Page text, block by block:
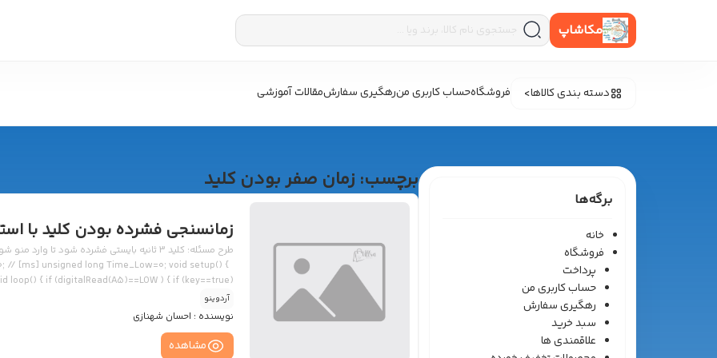
مکاشاپ
دسته بندی کالاها فروشگاهحساب کاربری منرهگیری سفارشمقالات آموزشی
برگه‌ها
خانه
فروشگاه
پرداخت
حساب کاربری من
رهگیری سفارش
سبد خرید
علاقمندی ها
برچسب: زمان صفر بودن کلید
زمانسنجی فشرده بودن کلید با
// [ms] unsigned long Time_Low=0; void setup() {
loop() { if (digitalRead(A5)==LOW ) { if (key==true)
&& key==false ) { if ( (millis()-Time_Low) >
“); Serial.println(key); //prints time
Serial.println(a); //prints time since program started }
آردوینو
نویسنده : احسان شهنازی
مشاهده